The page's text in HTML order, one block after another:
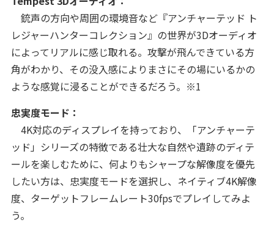
銃声の方向や周囲の環境音など『アンチャーテッド ト
レジャーハンターコレクション』の世界が3Dオーディオ
によってリアルに感じ取れる。攻撃が飛んできている方
角がわかり、その没入感によりまさにその場にいるかの
ような感覚に浸ることができるだろう。※1
忠実度モード：
4K対応のディスプレイを持っており、「アンチャーテ
ッド」シリーズの特徴である壮大な自然や遺跡のディテ
ールを楽しむために、何よりもシャープな解像度を優先
したい方は、忠実度モードを選択し、ネイティブ4K解像
度、ターゲットフレームレート30fpsでプレイしてみよ
う。